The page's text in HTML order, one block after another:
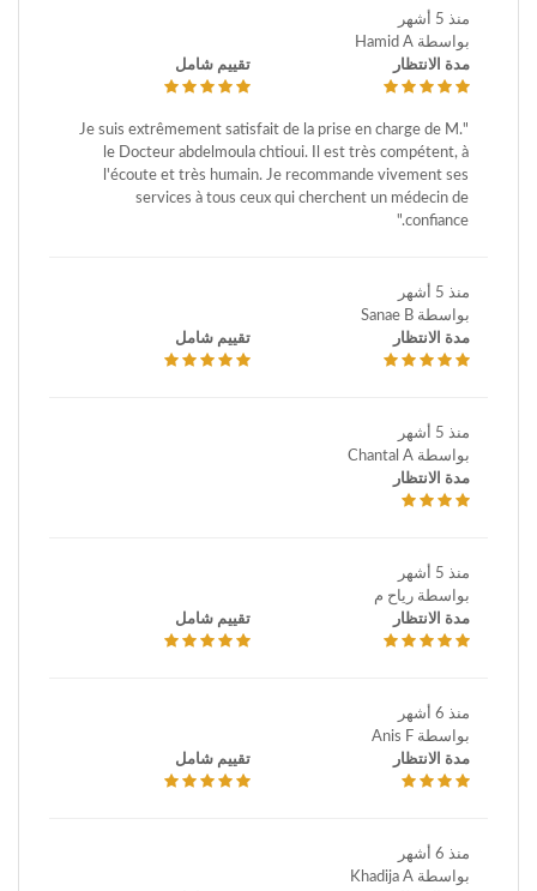
منذ 5 أشهر
بواسطة Hamid A
مدة الانتظار
تقييم شامل
"Je suis extrêmement satisfait de la prise en charge de M.
le Docteur abdelmoula chtioui. Il est très compétent, à
l'écoute et très humain. Je recommande vivement ses
services à tous ceux qui cherchent un médecin de
confiance."
منذ 5 أشهر
بواسطة Sanae B
مدة الانتظار
تقييم شامل
منذ 5 أشهر
بواسطة Chantal A
مدة الانتظار
منذ 5 أشهر
بواسطة رياح م
مدة الانتظار
تقييم شامل
منذ 6 أشهر
بواسطة Anis F
مدة الانتظار
تقييم شامل
منذ 6 أشهر
بواسطة Khadija A